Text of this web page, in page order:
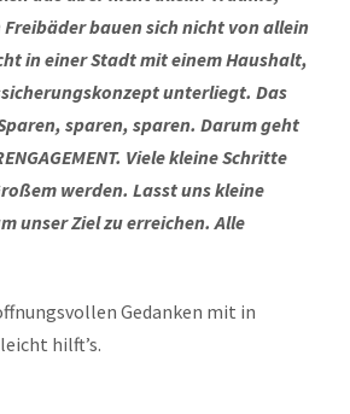
Freibäder bauen sich nicht von allein
in einer Stadt mit einem Haushalt,
unterliegt. Das
sparen, sparen. Darum geht
Viele kleine Schritte
werden. Lasst uns kleine
unser Ziel zu erreichen. Alle
Gedanken mit in
hilft’s.